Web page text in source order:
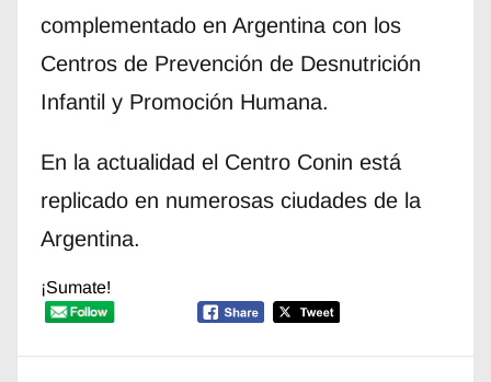
complementado en Argentina con los
Centros de Prevención de Desnutrición
Infantil y Promoción Humana.
En la actualidad el Centro Conin está
replicado en numerosas ciudades de la
Argentina.
¡Sumate!